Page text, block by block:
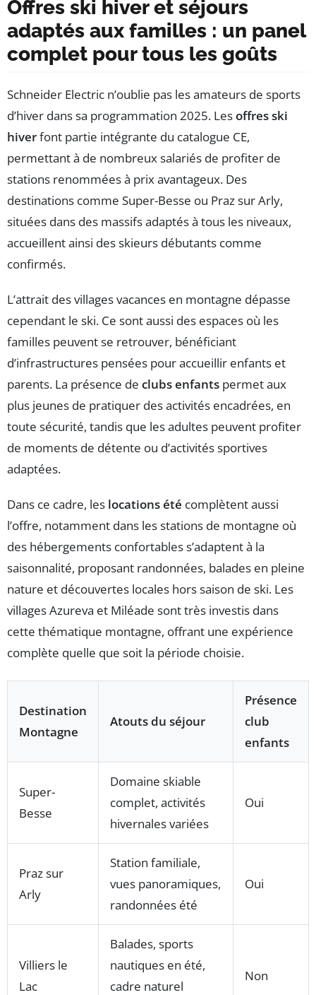
Offres ski hiver et séjours
adaptés aux familles : un panel
complet pour tous les goûts
Schneider Electric n’oublie pas les amateurs de sports
d’hiver dans sa programmation 2025. Lesoffres ski
hiverfont partie intégrante du catalogue CE,
permettant à de nombreux salariés de profiter de
stations renommées à prix avantageux. Des
destinations comme Super-Besse ou Praz sur Arly,
situées dans des massifs adaptés à tous les niveaux,
accueillent ainsi des skieurs débutants comme
confirmés.
L’attrait des villages vacances en montagne dépasse
cependant le ski. Ce sont aussi des espaces où les
familles peuvent se retrouver, bénéficiant
d’infrastructures pensées pour accueillir enfants et
parents. La présence de clubs enfants permet aux
plus jeunes de pratiquer des activités encadrées, en
toute sécurité, tandis que les adultes peuvent profiter
de moments de détente ou d’activités sportives
adaptées.
Dans ce cadre, les locations été complètent aussi
l’offre, notamment dans les stations de montagne où
des hébergements confortables s’adaptent à la
saisonnalité, proposant randonnées, balades en pleine
nature et découvertes locales hors saison de ski. Les
villages Azureva et Miléade sont très investis dans
cette thématique montagne, offrant une expérience
complète quelle que soit la période choisie.
Destination
Montagne
Atouts du séjour
Présence
club
enfants
Super-
Besse
Domaine skiable
complet, activités
hivernales variées
Oui
Praz sur
Arly
Station familiale,
vues panoramiques,
randonnées été
Oui
Villiers le
Lac
Balades, sports
nautiques en été,
cadre naturel
Non